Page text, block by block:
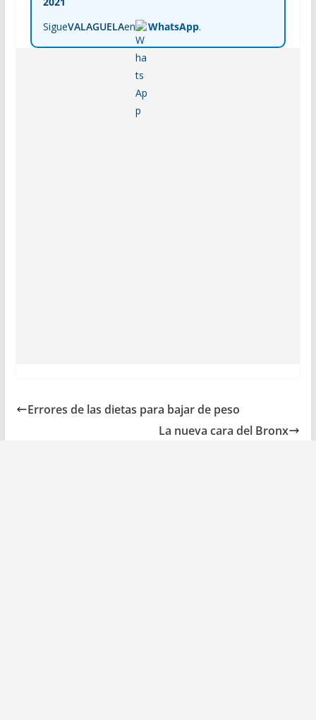
SigueVALAGUELAen WhatsApp.
Errores de las dietas para bajar de peso
La nueva cara del Bronx